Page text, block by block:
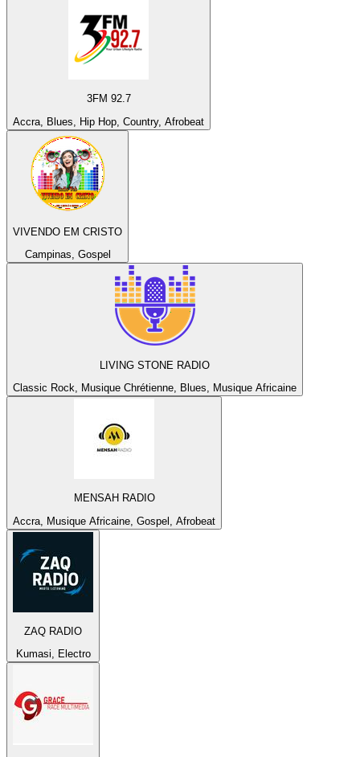
3FM 92.7
Accra, Blues, Hip Hop, Country, Afrobeat
VIVENDO EM CRISTO
Campinas, Gospel
LIVING STONE RADIO
Classic Rock, Musique Chrétienne, Blues, Musique Africaine
MENSAH RADIO
Accra, Musique Africaine, Gospel, Afrobeat
ZAQ RADIO
Kumasi, Electro